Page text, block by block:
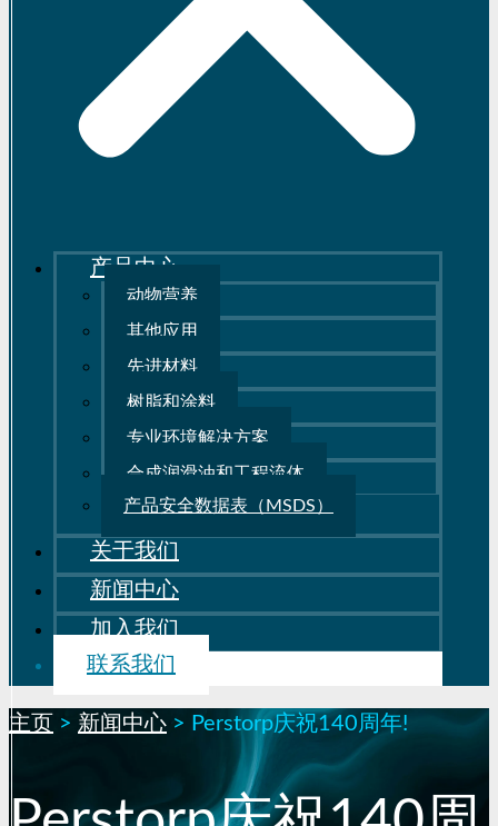
产品中心
动物营养
其他应用
先进材料
树脂和涂料
专业环境解决方案
合成润滑油和工程流体
产品安全数据表（MSDS）
关于我们
新闻中心
加入我们
联系我们
主页 > 新闻中心 > Perstorp庆祝140周年!